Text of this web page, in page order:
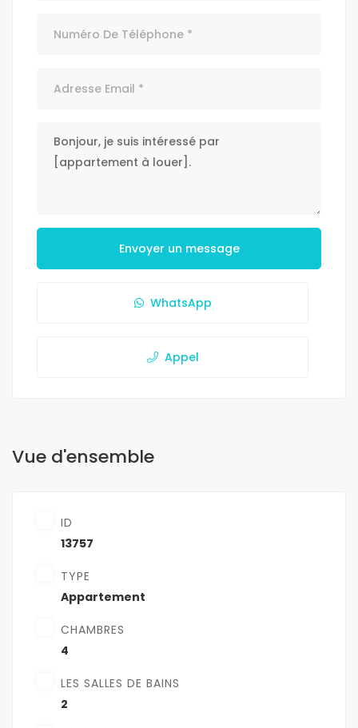
Envoyer un message
WhatsApp
Appel
Vue d'ensemble
ID
13757
TYPE
Appartement
CHAMBRES
4
LES SALLES DE BAINS
2